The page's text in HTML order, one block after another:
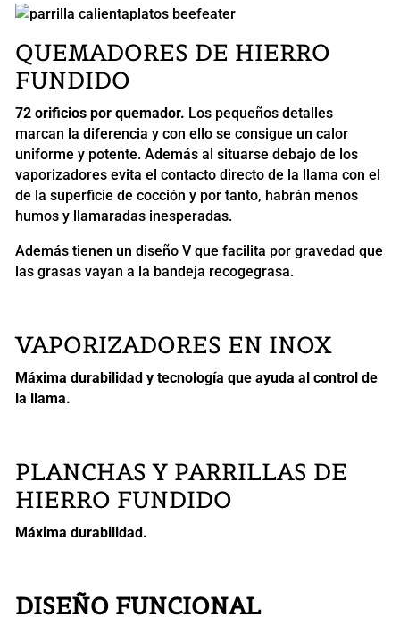
QUEMADORES DE HIERRO
FUNDIDO
72 orificios por quemador. Los pequeños detalles
marcan la diferencia y con ello se consigue un calor
uniforme y potente. Además al situarse debajo de los
vaporizadores evita el contacto directo de la llama con el
de la superficie de cocción y por tanto, habrán menos
humos y llamaradas inesperadas.
Además tienen un diseño V que facilita por gravedad que
las grasas vayan a la bandeja recogegrasa.
VAPORIZADORES EN INOX
Máxima durabilidad y tecnología que ayuda al control de
la llama.
PLANCHAS Y PARRILLAS DE
HIERRO FUNDIDO
Máxima durabilidad.
DISEÑO FUNCIONAL